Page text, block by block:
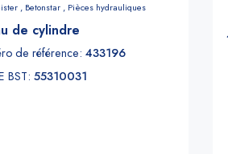
, Betonstar , Pièces hydrauliques
de cylindre
de référence: 433196
BST: 55310031